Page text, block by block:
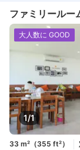
ファミリールー
1/1
大人数に GOOD
33 m²（355 ft²）